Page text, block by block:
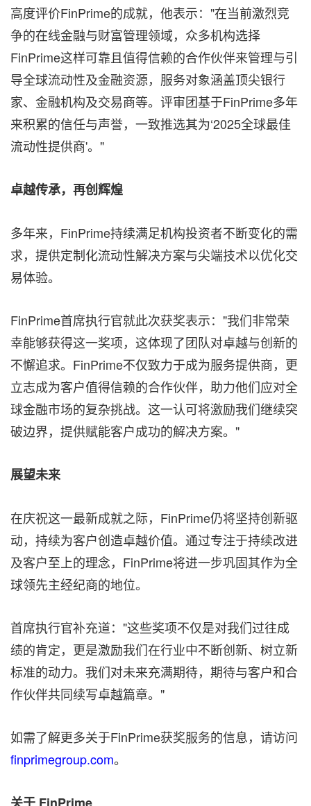
高度评价FinPrime的成就，他表示："在当前激烈竞
争的在线金融与财富管理领域，众多机构选择
FinPrime这样可靠且值得信赖的合作伙伴来管理与引
导全球流动性及金融资源，服务对象涵盖顶尖银行
家、金融机构及交易商等。评审团基于FinPrime多年
来积累的信任与声誉，一致推选其为‘2025全球最佳
流动性提供商'。"
卓越传承，再创辉煌
多年来，FinPrime持续满足机构投资者不断变化的需
求，提供定制化流动性解决方案与尖端技术以优化交
易体验。
FinPrime首席执行官就此次获奖表示："我们非常荣
幸能够获得这一奖项，这体现了团队对卓越与创新的
不懈追求。FinPrime不仅致力于成为服务提供商，更
立志成为客户值得信赖的合作伙伴，助力他们应对全
球金融市场的复杂挑战。这一认可将激励我们继续突
破边界，提供赋能客户成功的解决方案。"
展望未来
在庆祝这一最新成就之际，FinPrime仍将坚持创新驱
动，持续为客户创造卓越价值。通过专注于持续改进
及客户至上的理念，FinPrime将进一步巩固其作为全
球领先主经纪商的地位。
首席执行官补充道："这些奖项不仅是对我们过往成
绩的肯定，更是激励我们在行业中不断创新、树立新
标准的动力。我们对未来充满期待，期待与客户和合
作伙伴共同续写卓越篇章。"
如需了解更多关于FinPrime获奖服务的信息，请访问
finprimegroup.com。